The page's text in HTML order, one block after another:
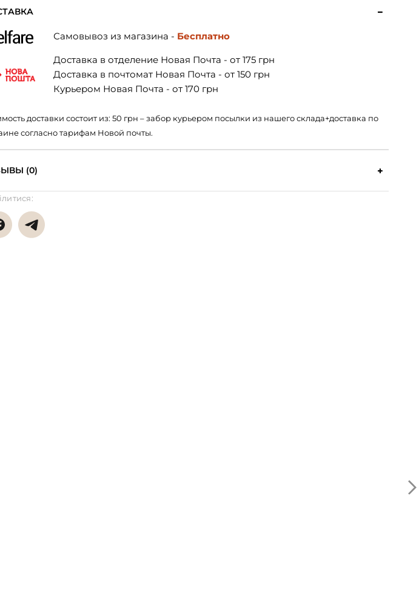
Самовывоз из магазина - Бесплатно
Доставка в отделение Новая Почта - от 175 грн
Доставка в почтомат Новая Почта - от 150 грн
Курьером Новая Почта - от 170 грн
доставки состоит из: 50 грн – забор курьером посылки из нашего склада+доставка по
согласно тарифам Новой почты.
(0)